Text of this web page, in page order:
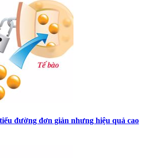
đường đơn giản nhưng hiệu quả cao